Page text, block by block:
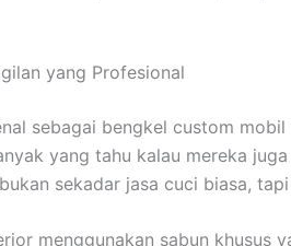
yang Profesional
sebagai bengkel custom
yang tahu kalau mereka
sekadar jasa cuci biasa,
menggunakan sabun khusus